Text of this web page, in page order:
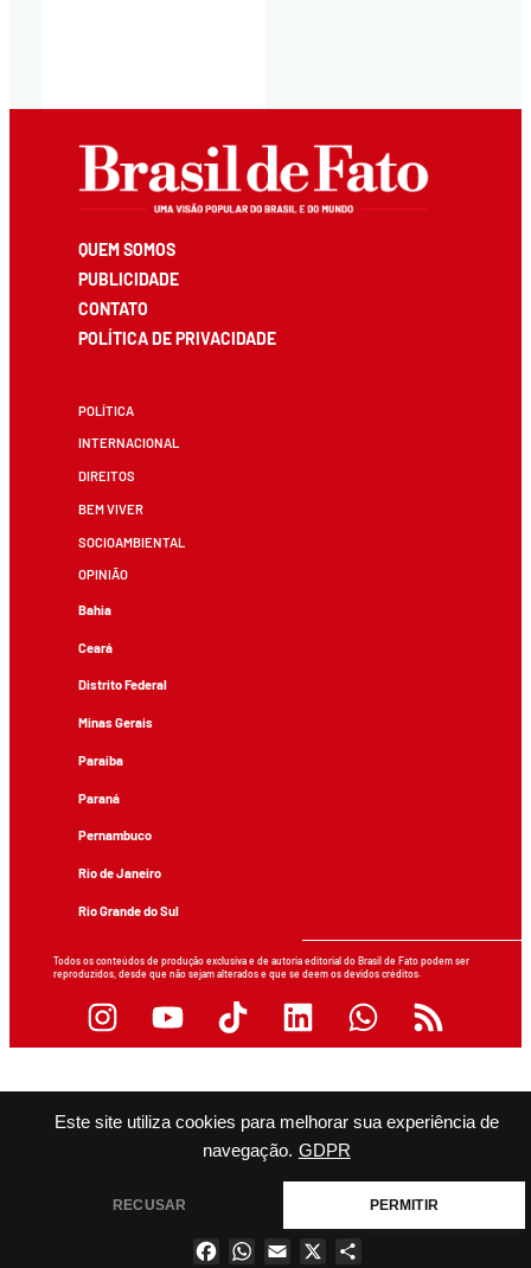
Este site utiliza cookies para melhorar sua experiência de
navegação. GDPR
RECUSAR PERMITIR
QUEM SOMOS
PUBLICIDADE
CONTATO
POLÍTICA DE PRIVACIDADE
POLÍTICA
INTERNACIONAL
DIREITOS
BEM VIVER
SOCIOAMBIENTAL
OPINIÃO
Bahia
Ceará
Distrito Federal
Minas Gerais
Paraíba
Paraná
Pernambuco
Rio de Janeiro
Rio Grande do Sul
Todos os conteúdos de produção exclusiva e de autoria editorial do Brasil de Fato podem ser
reproduzidos, desde que não sejam alterados e que se deem os devidos créditos.
FacebookWhatsApp
Email